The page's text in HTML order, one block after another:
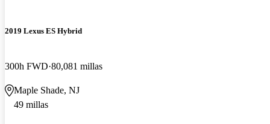
2019 Lexus ES Hybrid
300h FWD 80,081 millas
Maple Shade, NJ
49 millas